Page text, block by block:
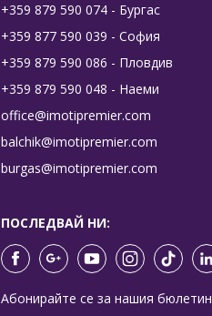
+359 879 590 074 - Бургас
+359 877 590 039 - София
+359 879 590 086 - Пловдив
+359 879 590 048 - Наеми
office@imotipremier.com
balchik@imotipremier.com
burgas@imotipremier.com
ПОСЛЕДВАЙ НИ:
Абонирайте се за нашия бюлетин